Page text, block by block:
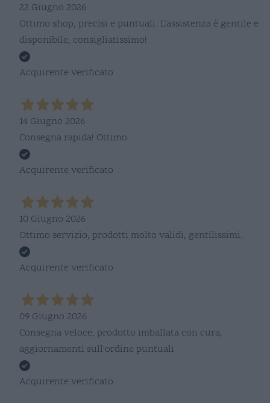
22 Giugno 2026
Ottimo shop, precisi e puntuali. L'assistenza è gentile e
disponibile, consigliatissimo!
Acquirente verificato
14 Giugno 2026
Consegna rapida! Ottimo
Acquirente verificato
10 Giugno 2026
Ottimo servizio, prodotti molto validi, gentilissimi.
Acquirente verificato
09 Giugno 2026
Consegna veloce, prodotto imballata con cura,
aggiornamenti sull'ordine puntuali
Acquirente verificato